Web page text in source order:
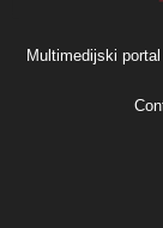
Multimedijski